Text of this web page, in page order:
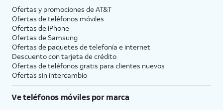
Ofertas y promociones de AT&T
Ofertas de teléfonos móviles
Ofertas de iPhone
Ofertas de Samsung
Ofertas de paquetes de telefonía e internet
Descuento con tarjeta de crédito
Ofertas de teléfonos gratis para clientes nuevos
Ofertas sin intercambio
Ve teléfonos móviles por marca